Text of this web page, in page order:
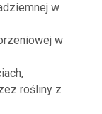
w
w
rośliny z